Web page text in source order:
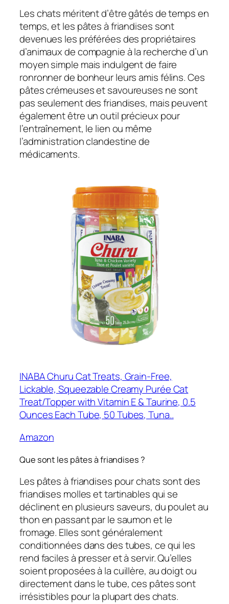
Les chats méritent d’être gâtés de temps en
temps, et les pâtes à friandises sont
devenues les préférées des propriétaires
d’animaux de compagnie à la recherche d’un
moyen simple mais indulgent de faire
ronronner de bonheur leurs amis félins. Ces
pâtes crémeuses et savoureuses ne sont
pas seulement des friandises, mais peuvent
également être un outil précieux pour
l’entraînement, le lien ou même
l’administration clandestine de
médicaments.
INABA Churu Cat Treats, Grain-Free,
Lickable, Squeezable Creamy Purée Cat
Treat/Topper with Vitamin E & Taurine, 0.5
Ounces Each Tube, 50 Tubes, Tuna..
Amazon
Que sont les pâtes à friandises ?
Les pâtes à friandises pour chats sont des
friandises molles et tartinables qui se
déclinent en plusieurs saveurs, du poulet au
thon en passant par le saumon et le
fromage. Elles sont généralement
conditionnées dans des tubes, ce qui les
rend faciles à presser et à servir. Qu’elles
soient proposées à la cuillère, au doigt ou
directement dans le tube, ces pâtes sont
irrésistibles pour la plupart des chats.